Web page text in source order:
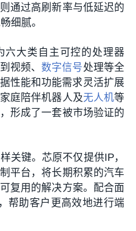
通过高刷新率与低延迟的
细腻。
六大类自主可控的处理器
到视频、数字信号处理等全
性能和功能需求灵活扩展
庭陪伴机器人及无人机等
形成了一套被市场验证的
关键。芯原不仅提供IP，
平台，将长期积累的汽车
复用的解决方案。配合面
帮助客户更高效地进行端